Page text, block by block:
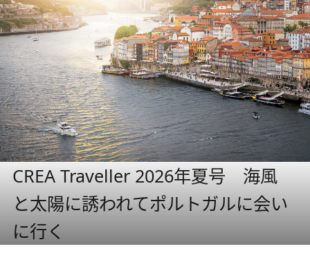
CREA Traveller 2026年夏号 海風
と太陽に誘われてポルトガルに会い
に行く